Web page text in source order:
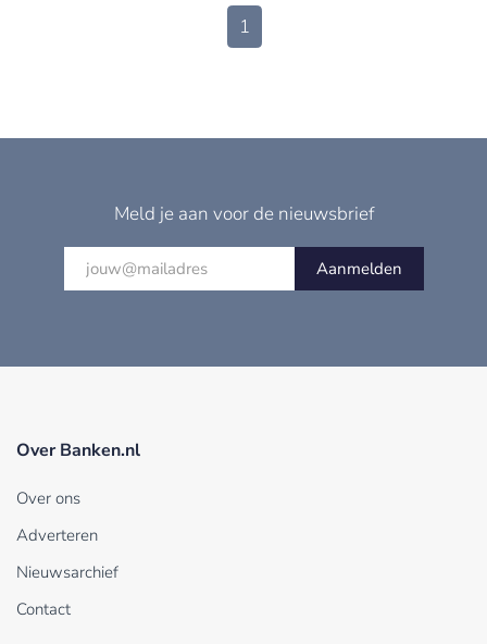
1
Meld je aan voor de nieuwsbrief
Aanmelden
Over Banken.nl
Over ons
Adverteren
Nieuwsarchief
Contact